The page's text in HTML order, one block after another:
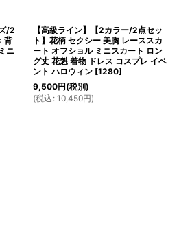
/2
背
ニ
【高級ライン】【2カラー/2点セッ
ト】花柄 セクシー 美胸 レーススカ
ート オフショル ミニスカート ロン
グ丈 花魁 着物 ドレス コスプレ イベ
ント ハロウィン [1280]
9,500円(税別)
(税込 : 10,450円)